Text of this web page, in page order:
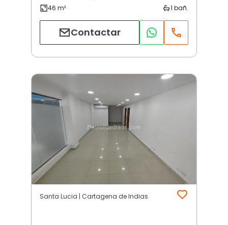
Contactar
Santa Lucia | Cartagena de Indias